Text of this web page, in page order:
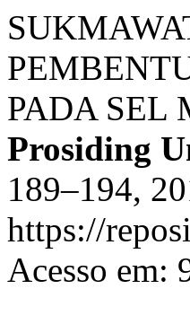
PADA SEL
Prosiding
189–194,
https://
Acesso em: